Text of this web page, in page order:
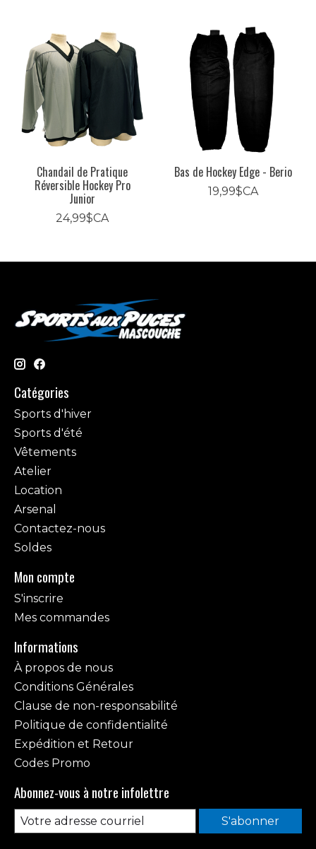
Chandail de Pratique
Réversible Hockey Pro
Junior
24,99$CA
Bas de Hockey Edge - Berio
19,99$CA
Catégories
Sports d'hiver
Sports d'été
Vêtements
Atelier
Location
Arsenal
Contactez-nous
Soldes
Mon compte
S'inscrire
Mes commandes
Informations
À propos de nous
Conditions Générales
Clause de non-responsabilité
Politique de confidentialité
Expédition et Retour
Codes Promo
Abonnez-vous à notre infolettre
S'abonner